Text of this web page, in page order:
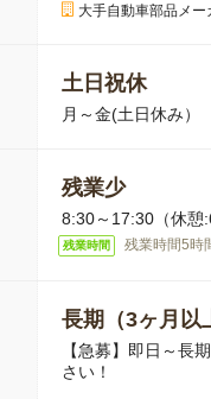
大手自動車部品メー
土日祝休
月～金(土日休み）
残業少
8:30～17:30（休
残業時間 残業時間5時
長期（3ヶ月以
【急募】即日～
さい！